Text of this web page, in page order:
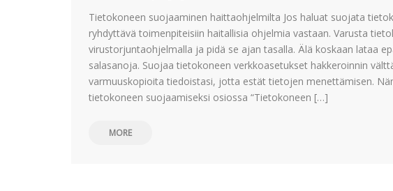
Tietokoneen suojaaminen haittaohjelmilta Jos haluat suojata
ryhdyttävä toimenpiteisiin haitallisia ohjelmia vastaan. Varusta
virustorjuntaohjelmalla ja pidä se ajan tasalla. Älä koskaan lataa
salasanoja. Suojaa tietokoneen verkkoasetukset hakkeroinnin
varmuuskopioita tiedoistasi, jotta estät tietojen menettämisen.
tietokoneen suojaamiseksi osiossa “Tietokoneen […]
MORE